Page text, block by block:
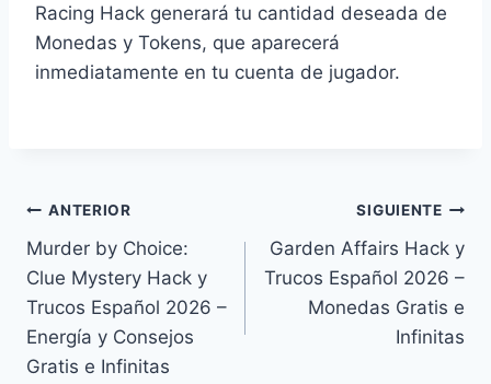
Racing Hack generará tu cantidad deseada de
Monedas y Tokens, que aparecerá
inmediatamente en tu cuenta de jugador.
Navegación
de
entradas
ANTERIOR
Murder by Choice:
Clue Mystery Hack y
Trucos Español 2026 –
Energía y Consejos
Gratis e Infinitas
SIGUIENTE
Garden Affairs Hack y
Trucos Español 2026 –
Monedas Gratis e
Infinitas